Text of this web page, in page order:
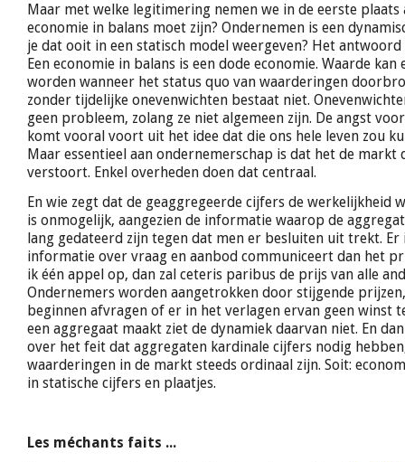
Maar met welke legitimering nemen we in de eerste plaats
economie in balans moet zijn? Ondernemen is een
je dat ooit in een statisch model weergeven? Het antwoord
Een economie in balans is een dode economie. Waarde kan
worden wanneer het status quo van waarderingen
zonder tijdelijke onevenwichten bestaat niet.
geen probleem, zolang ze niet algemeen zijn. De angst
komt vooral voort uit het idee dat die ons hele leven zou
Maar essentieel aan ondernemerschap is dat het de markt
verstoort. Enkel overheden doen dat centraal.
En wie zegt dat de geaggregeerde cijfers de werkelijkheid
is onmogelijk, aangezien de informatie waarop de
lang gedateerd zijn tegen dat men er besluiten uit trekt. Er
informatie over vraag en aanbod communiceert dan het
ik één appel op, dan zal ceteris paribus de prijs van alle
Ondernemers worden aangetrokken door stijgende
beginnen afvragen of er in het verlagen ervan geen winst
een aggregaat maakt ziet de dynamiek daarvan niet. En
over het feit dat aggregaten kardinale cijfers nodig
waarderingen in de markt steeds ordinaal zijn. Soit:
in statische cijfers en plaatjes.
Les méchants faits ...